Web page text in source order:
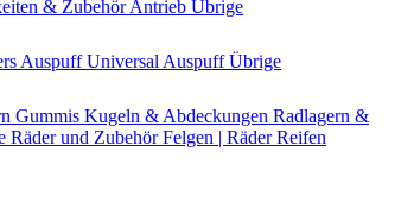
& ZubehörAntrieb Übrige
Auspuff Universal Auspuff Übrige
Gummis Kugeln & Abdeckungen Radlagern &
Räder und ZubehörFelgen | RäderReifen